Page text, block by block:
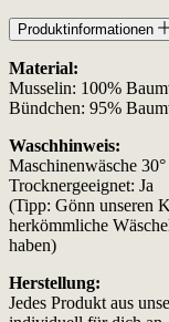
Produktinformationen
Material:
Musselin: 100%
Bündchen: 95%
Waschhinweis:
Maschinenwäsche
Trocknergeeignet: Ja
(Tipp: Gönn unseren
herkömmliche
haben)
Herstellung:
Jedes Produkt aus